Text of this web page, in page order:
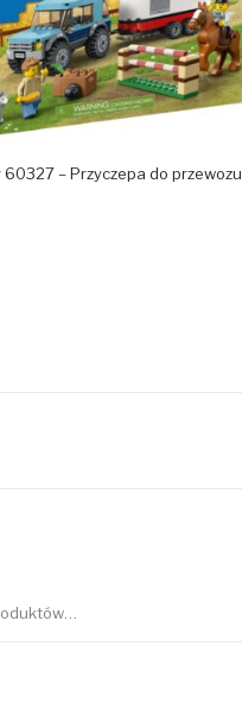
60327 – Przyczepa do przewozu